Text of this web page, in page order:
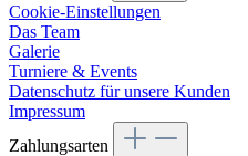
Cookie-Einstellungen
Das Team
Galerie
Turniere & Events
Datenschutz für unsere Kunden
Impressum
Zahlungsarten